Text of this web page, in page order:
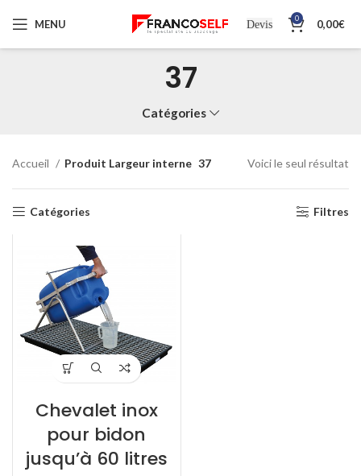
MENU Devis 0 0,00€
37
Catégories
Accueil Produit Largeur interne 37 Voici le seul résultat
Catégories Filtres
Chevalet inox
pour bidon
jusqu’à 60 litres